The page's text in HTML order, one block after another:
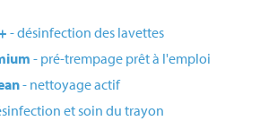
- désinfection des lavettes
- pré-trempage prêt à l'emploi
- nettoyage actif
et soin du trayon